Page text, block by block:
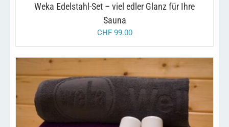
Weka Edelstahl-Set – viel edler Glanz für Ihre
Sauna
CHF99.00